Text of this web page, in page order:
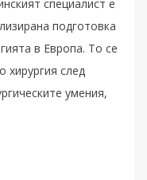
специалист е
подготовка
в Европа. То се
хирургия след
умения,